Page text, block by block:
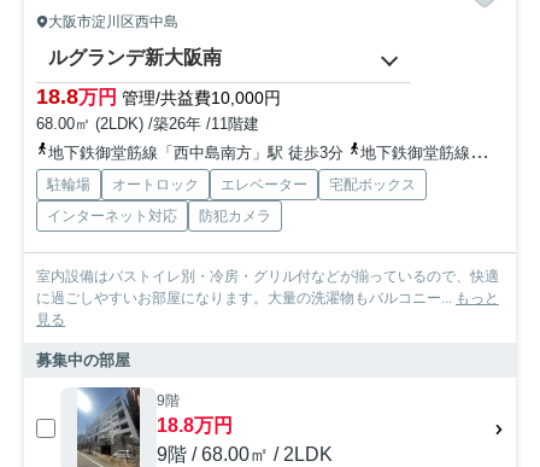
大阪市淀川区西中島
ルグランデ新大阪南
18.8万円 管理/共益費10,000円
68.00㎡ (2LDK) /築26年 /11階建
地下鉄御堂筋線「西中島南方」駅 徒歩3分
地下鉄御堂筋線「新大阪」駅 徒歩10分
駐輪場 オートロック エレベーター
宅配ボックス
インターネット対応
防犯カメラ
室内設備はバストイレ別・冷房・グリル付などが揃っているので、快適
に過ごしやすいお部屋になります。大量の洗濯物もバルコニー... もっと
見る
募集中の部屋
9階
18.8万円
9階 / 68.00㎡ / 2LDK